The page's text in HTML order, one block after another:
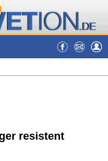
resistent